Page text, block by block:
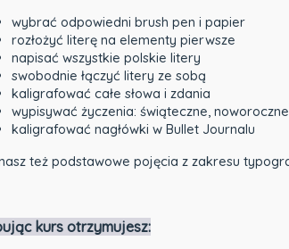
wybrać odpowiedni brush pen i papier
rozłożyć literę na elementy pierwsze
napisać wszystkie polskie litery
swobodnie łączyć litery ze sobą
kaligrafować całe słowa i zdania
wypisywać życzenia: świąteczne,
kaligrafować nagłówki w Bullet Journalu
też podstawowe pojęcia z zakresu
kurs otrzymujesz: